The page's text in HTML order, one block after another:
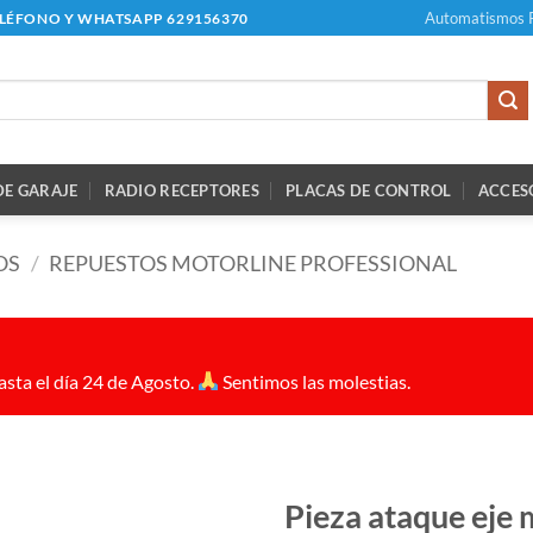
Y WHATSAPP 629156370 Automatismos
GARAJE RADIO RECEPTORES PLACAS DE CONTROL
/ REPUESTOS MOTORLINE PROFESSIONAL
el día 24 de Agosto.
Sentimos las molestias.
Pieza ataque eje